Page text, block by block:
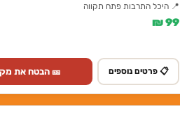
📍 היכל התרבות פתח תקווה
99 ₪
📋 פרטים נוספים 🎫 הבטח את